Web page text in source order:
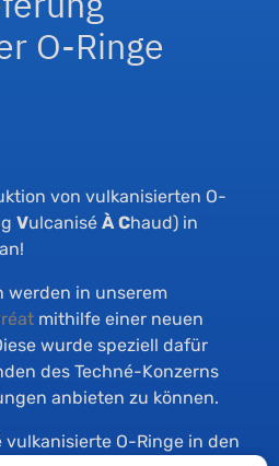
O-Ringe
von vulkanisierten O-
Vulcanisé À Chaud) in
werden in unserem
mithilfe einer neuen
wurde speziell dafür
des Techné-Konzerns
anbieten zu können.
O-Ringe in den